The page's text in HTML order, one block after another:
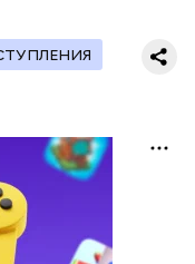
быть
и хорошей
— мои
детей в любви и
с ним
«с заманчивым